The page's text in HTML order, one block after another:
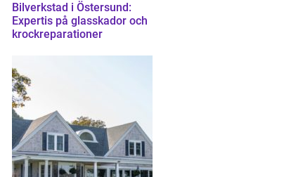
Bilverkstad i Östersund:
Expertis på glasskador och
krockreparationer